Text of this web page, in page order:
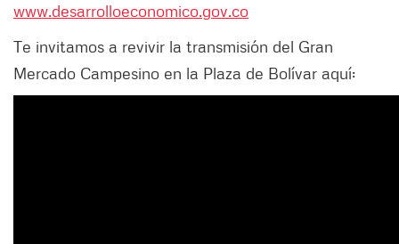
www.desarrolloeconomico.gov.co
Te invitamos a revivir la transmisión del Gran
Mercado Campesino en la Plaza de Bolívar aquí: